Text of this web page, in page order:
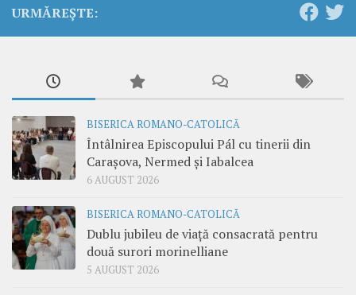
URMĂREȘTE:
BISERICA ROMANO-CATOLICĂ
Întâlnirea Episcopului Pál cu tinerii din
Carașova, Nermed și Iabalcea
6 AUGUST 2026
BISERICA ROMANO-CATOLICĂ
Dublu jubileu de viață consacrată pentru
două surori morinelliane
5 AUGUST 2026